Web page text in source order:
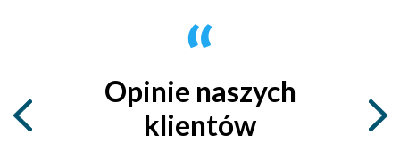
Opinie naszych
klientów